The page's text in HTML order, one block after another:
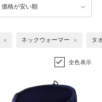
価格が安い順
ネックウォーマー タ
全色表示